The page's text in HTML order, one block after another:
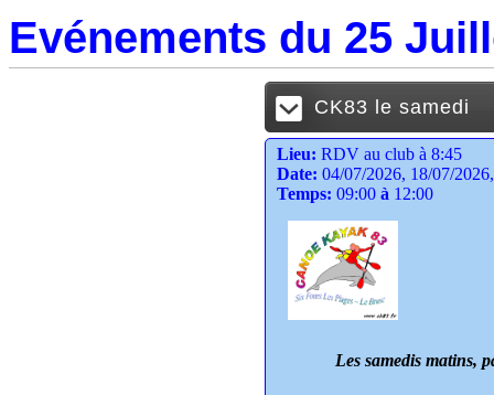
Evénements du 25
CK83 le samedi
Lieu: RDV au club à 8:45
Date: 04/07/2026, 18/07/
Temps: 09:00 à 12:00
Les samedis matins,